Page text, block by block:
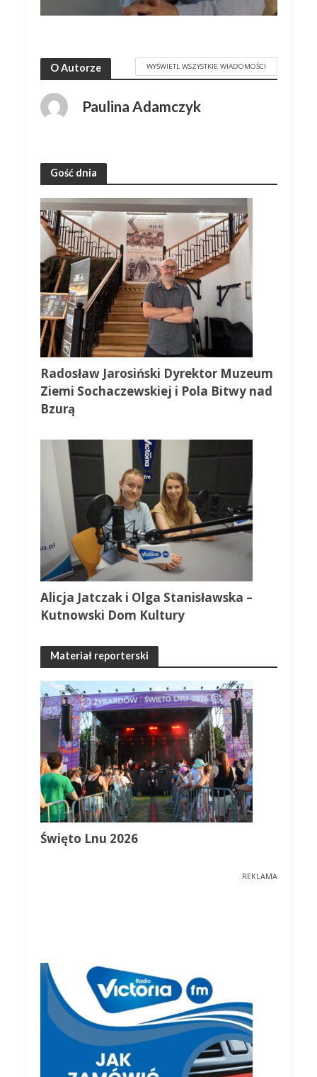
O Autorze WYŚWIETL WSZYSTKIE WIADOMOŚCI
Paulina Adamczyk
Gość dnia
Radosław Jarosiński Dyrektor Muzeum
Ziemi Sochaczewskiej i Pola Bitwy nad
Bzurą
Alicja Jatczak i Olga Stanisławska –
Kutnowski Dom Kultury
Materiał reporterski
Święto Lnu 2026
REKLAMA